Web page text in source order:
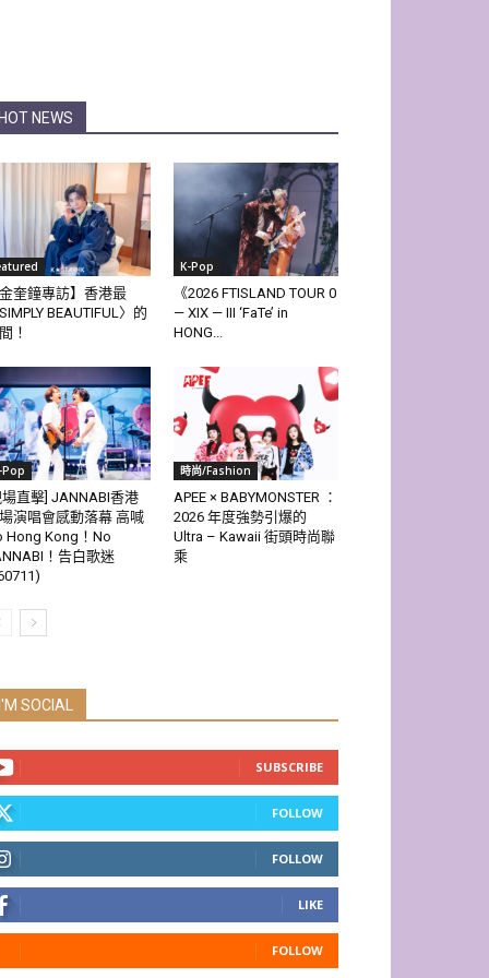
HOT NEWS
金奎鐘專訪】香港最
SIMPLY BEAUTIFUL〉的
！
K-Pop
《2026 FTISLAND TOUR 0
— XIX — III ‘FaTe’ in
HONG...
Pop
場直擊] JANNABI香港
演唱會感動落幕 高喊
Hong Kong！No
！告白歌迷
時尚/Fashion
APEE × BABYMONSTER ：
2026 年度強勢引爆的
Ultra – Kawaii 街頭時尚聯
乘
I'M SOCIAL
SUBSCRIBE
FOLLOW
FOLLOW
LIKE
FOLLOW